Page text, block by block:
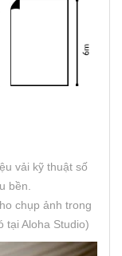
vải kỹ thuật số
bền.
chụp ảnh trong
tại Aloha Studio)